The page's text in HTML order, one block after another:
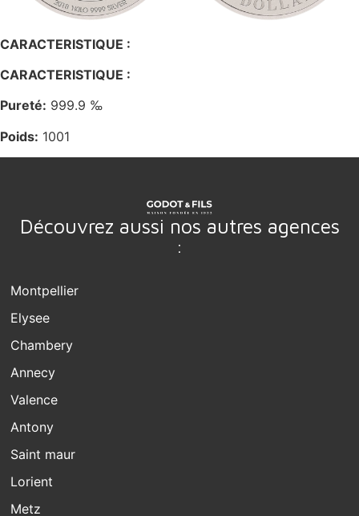
CARACTERISTIQUE :
CARACTERISTIQUE :
Pureté: 999.9 ‰
Poids: 1001
Découvrez aussi nos autres agences
:
Montpellier
Elysee
Chambery
Annecy
Valence
Antony
Saint maur
Lorient
Metz